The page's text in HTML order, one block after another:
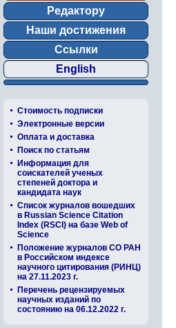
Редактору
Наши достижения
Ссылки
English
Стоимость подписки
Электронные версии
Оплата и доставка
Поиск по статьям
Информация для
соискателей ученых
степеней доктора и
кандидата наук
Список журналов вошедших
в Russian Science Citation
Index (RSCI) на базе Web of
Science
Положение журналов СО РАН
в Российском индексе
научного цитирования (РИНЦ)
на 27.11.2023 г.
Перечень рецензируемых
научных изданий по
состоянию на 06.12.2022 г.